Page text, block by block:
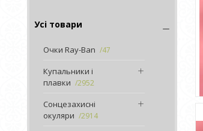
Усі товари
Очки Ray-Ban 47
Купальники і
плавки
2952
Сонцезахисні
окуляри
2914